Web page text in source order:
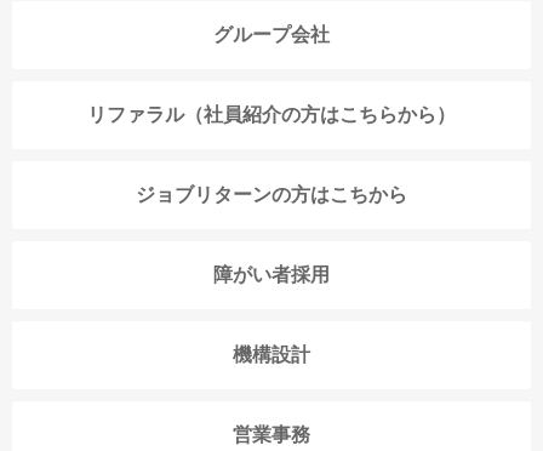
グループ会社
リファラル（社員紹介の方はこちらから）
ジョブリターンの方はこちから
障がい者採用
機構設計
営業事務